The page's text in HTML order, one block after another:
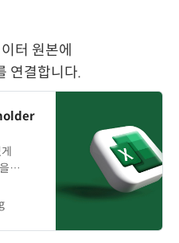
터 원본에
연결합니다.